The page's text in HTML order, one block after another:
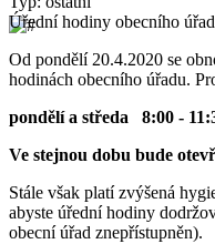
Úřední hodiny obecního
Od pondělí 20.4.2020 se
hodinách obecního úřadu.
pondělí a středa 8:00 -
Ve stejnou dobu bude
Stále však platí zvýšená
abyste úřední hodiny
obecní úřad znepřístupněn).